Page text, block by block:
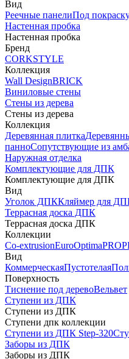
Вид
Реечные панелиПод
Настенная пробка
Настенная пробка
Бренд
CORKSTYLE
Коллекция
Wall DesignBRICK
Виниловые стены
Стены из дерева
Стены из дерева
Коллекция
Деревянная плитка
панноСопутствующие из
Наружная отделка
Комплектующие для ДПК
Комплектующие для ДПК
Вид
Уголок ДПККляймер для
Террасная доска ДПК
Террасная доска ДПК
Коллекции
Co-extrusionEuroOptimaPRO
Вид
КоммерческаяПустотелая
Поверхность
Тиснение под деревоВельвет
Ступени из ДПК
Ступени из ДПК
Ступени дпк коллекции
Ступени из ДПК Step-320
Заборы из ДПК
Заборы из ДПК